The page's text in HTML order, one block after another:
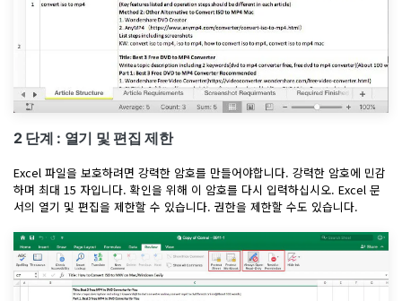
2 단계 : 열기 및 편집 제한
Excel 파일을 보호하려면 강력한 암호를 만들어야합니다. 강력한 암호에 민감
하며 최대 15 자입니다. 확인을 위해 이 암호를 다시 입력하십시오. Excel 문
서의 열기 및 편집을 제한할 수 있습니다. 권한을 제한할 수도 있습니다.